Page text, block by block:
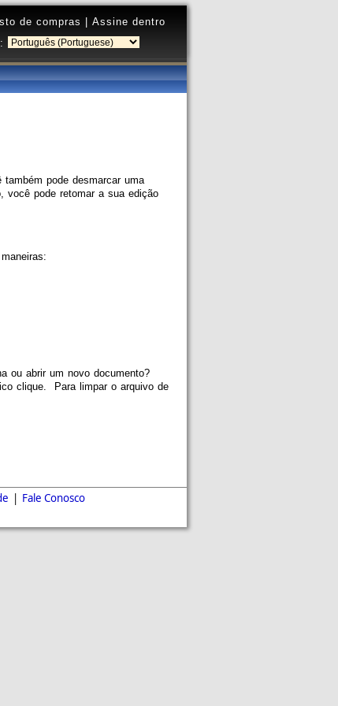
de compras
Assine dentro
pode desmarcar uma
você pode retomar a sua edição
ou abrir um novo documento?
clique. Para limpar o arquivo de
| Fale Conosco